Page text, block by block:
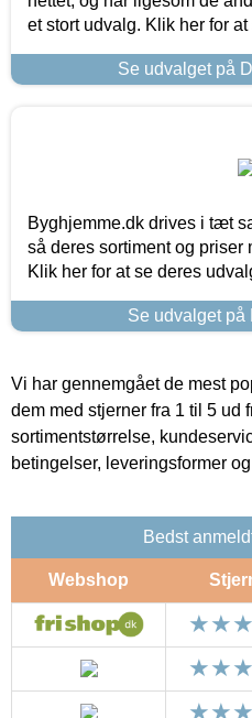
et stort udvalg. Klik her for
Se udvalget på
Byghjemme.dk drives i tæt
så deres sortiment og priser
Klik her for at se deres
Se udvalget på
Vi har gennemgået de mest
dem med stjerner fra 1 til 5 ud
sortimentstørrelse,
betingelser, leveringsformer
Bedst
Webshop